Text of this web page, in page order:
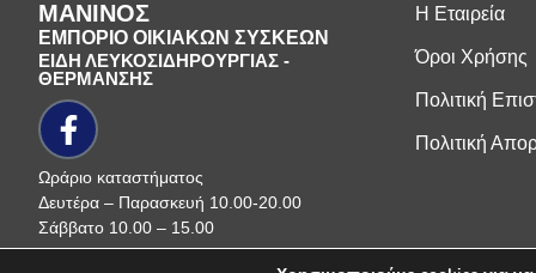
ΜΑΝΙΝΟΣ
ΕΜΠΟΡΙΟ ΟΙΚΙΑΚΩΝ ΣΥΣΚΕΩΝ
ΕΙΔΗ ΛΕΥΚΟΣΙΔΗΡΟΥΡΓΙΑΣ -
ΘΕΡΜΑΝΣΗΣ
Ωράριο καταστήματος
Δευτέρα – Παρασκευή 10.00-20.00
Σάββατο 10.00 – 15.00
Η Εταιρεία
Όροι Χρήσης
Πολιτική
Πολιτική